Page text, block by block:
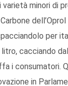
varietà minori di
per
litro, cacciando
i consumatori.
in